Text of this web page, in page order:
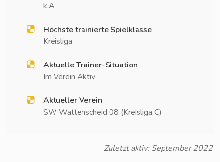
k.A.
Höchste trainierte Spielklasse
Kreisliga
Aktuelle Trainer-Situation
Im Verein Aktiv
Aktueller Verein
SW Wattenscheid 08 (Kreisliga C)
Zuletzt aktiv: September 2022